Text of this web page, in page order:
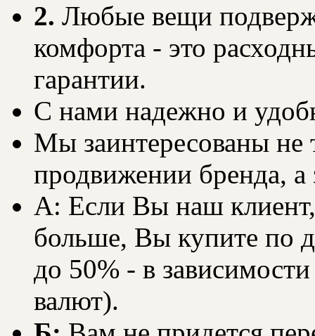
2. Любые вещи
комфорта - это
гарантии.
С нами надежно и
Мы заинтересованы не
продвижении бренда,
А: Если Вы наш клиент,
больше, Вы купите по
до 50% - в
валют).